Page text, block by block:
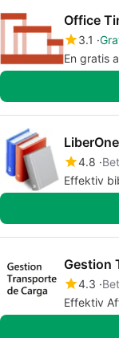
Office
3.1
En gratis
LiberOne
4.8
Effektiv
Gestion
4.3
Effektiv